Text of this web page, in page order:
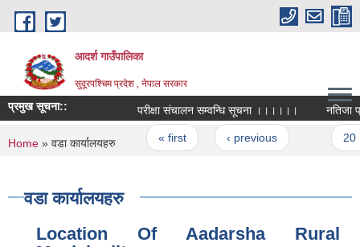
Skip to main content
आदर्श गाउँपालिका
सुदूरपश्चिम प्रदेश , नेपाल सरकार
प्रमुख सूचना:: परीक्षा संचालन सम्वन्धि सूचना ।।।।।। नतिजा
Pages
« first ‹ previous 20
You are here
Home » वडा कार्यालयहरु
वडा कार्यालयहरु
Location Of Aadarsha Rural